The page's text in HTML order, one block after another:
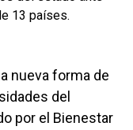
13 países.
nueva forma de
del
por el Bienestar